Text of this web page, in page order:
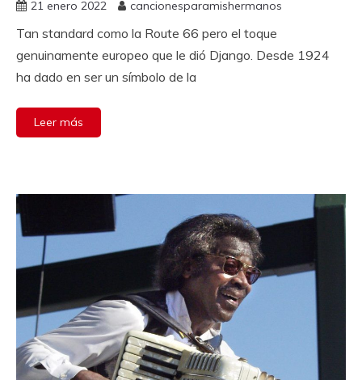
21 enero 2022 cancionesparamishermanos
Tan standard como la Route 66 pero el toque
genuinamente europeo que le dió Django. Desde 1924
ha dado en ser un símbolo de la
Leer más